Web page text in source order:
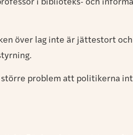
i biblioteks- och
över lag inte är jättestort
problem att politikerna